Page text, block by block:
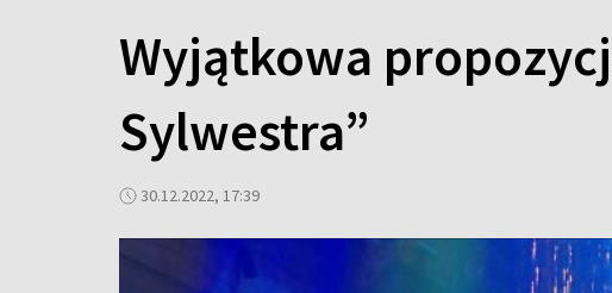
Wyjątkowa
Sylwestra”
30.12.2022, 17:39